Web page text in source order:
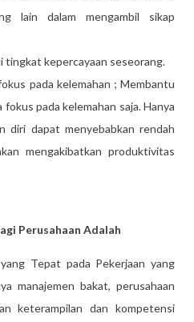
lain dalam mengambil sikap
tingkat kepercayaan seseorang.
pada kelemahan ; Membantu
pada kelemahan saja. Hanya
diri dapat menyebabkan rendah
mengakibatkan produktivitas
Perusahaan Adalah
Tepat pada Pekerjaan yang
manajemen bakat, perusahaan
keterampilan dan kompetensi